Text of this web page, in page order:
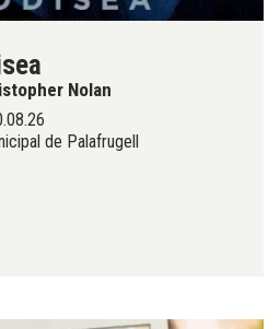
Nolan
de Palafrugell